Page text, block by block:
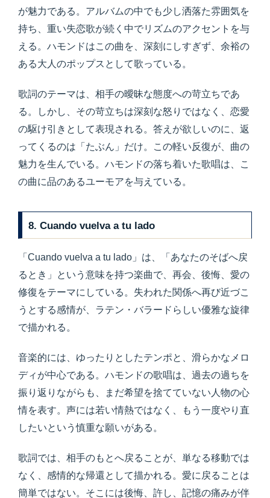
が魅力である。アルバムの中でも少し洒落た雰囲気を
持ち、重い失恋歌が続く中でリズムのアクセントを与
える。ハモンドはこの曲を、深刻にしすぎず、余裕の
ある大人のポップスとして歌っている。
歌詞のテーマは、相手の曖昧な態度への苛立ちであ
る。しかし、その苛立ちは深刻な怒りではなく、恋愛
の駆け引きとして表現される。答えが欲しいのに、返
ってくるのは「たぶん」だけ。この軽い反復が、曲の
魅力を生んでいる。ハモンドの落ち着いた歌唱は、こ
の曲に品のあるユーモアを与えている。
8. Cuando vuelva a tu lado
「Cuando vuelva a tu lado」は、「あなたのそばへ戻
るとき」という意味を持つ楽曲で、再会、後悔、愛の
修復をテーマにしている。失われた関係へ再び近づこ
うとする感情が、ラテン・バラードらしい優雅な旋律
で描かれる。
音楽的には、ゆったりとしたテンポと、滑らかなメロ
ディが中心である。ハモンドの歌唱は、過去の過ちを
振り返りながらも、まだ希望を捨てていない人物の心
情を表す。声には若い情熱ではなく、もう一度やり直
したいという慎重な願いがある。
歌詞では、相手のもとへ戻ることが、単なる移動では
なく、感情的な帰還として描かれる。愛に戻ることは
簡単ではない。そこには後悔、許し、記憶の痛みが伴